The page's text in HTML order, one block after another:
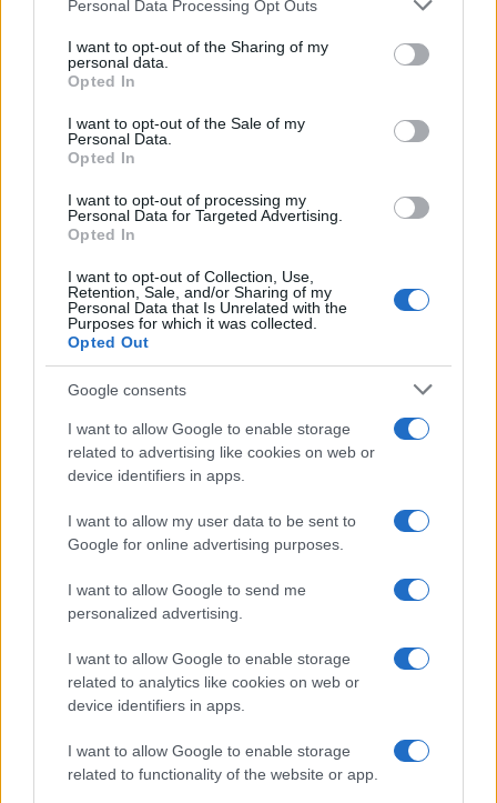
not limited to your visit or usage behaviour. You may click to
grant or deny consent to Google and its third-party tags to
use your data for below specified purposes in below Google
consent section.
Personal Data Processing Opt Outs
I want to opt-out of the Sharing of my
personal data.
Opted In
I want to opt-out of the Sale of my
Personal Data.
Opted In
I want to opt-out of processing my
Personal Data for Targeted Advertising.
Opted In
I want to opt-out of Collection, Use,
Retention, Sale, and/or Sharing of my
Personal Data that Is Unrelated with the
Purposes for which it was collected.
Opted Out
Google consents
I want to allow Google to enable storage
related to advertising like cookies on web or
device identifiers in apps.
I want to allow my user data to be sent to
Google for online advertising purposes.
I want to allow Google to send me
personalized advertising.
I want to allow Google to enable storage
related to analytics like cookies on web or
device identifiers in apps.
I want to allow Google to enable storage
related to functionality of the website or app.
Staff
Sigue leyendo
OTROS ANIMALES